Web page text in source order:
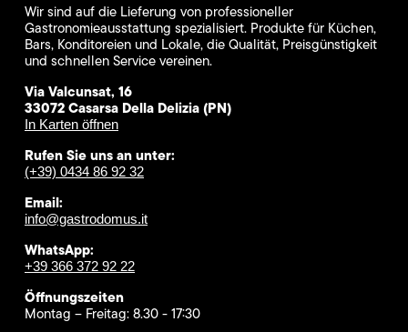
Wir sind auf die Lieferung von professioneller
Gastronomieausstattung spezialisiert. Produkte für Küchen,
Bars, Konditoreien und Lokale, die Qualität, Preisgünstigkeit
und schnellen Service vereinen.
Via Valcunsat, 16
33072 Casarsa Della Delizia (PN)
In Karten öffnen
Rufen Sie uns an unter:
(+39) 0434 86 92 32
Email:
info@gastrodomus.it
WhatsApp:
+39 366 372 92 22
Öffnungszeiten
Montag – Freitag: 8.30 - 17:30